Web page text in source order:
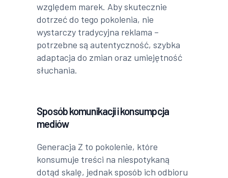
względem marek. Aby skutecznie
dotrzeć do tego pokolenia, nie
wystarczy tradycyjna reklama –
potrzebne są autentyczność, szybka
adaptacja do zmian oraz umiejętność
słuchania.
Sposób komunikacji i konsumpcja
mediów
Generacja Z to pokolenie, które
konsumuje treści na niespotykaną
dotąd skalę, jednak sposób ich odbioru